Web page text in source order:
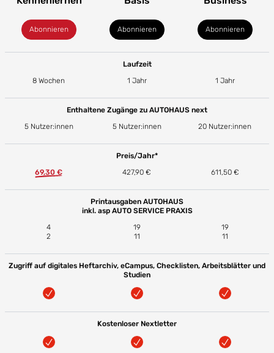
Abonnieren Abonnieren Abonnieren
Laufzeit
8 Wochen
1 Jahr 1 Jahr
Enthaltene Zugänge zu AUTOHAUS next
5 Nutzer:innen
5 Nutzer:innen 20 Nutzer:innen
Preis/Jahr*
69,30 €
427,90 € 611,50 €
Printausgaben AUTOHAUS
inkl. asp AUTO SERVICE PRAXIS
4
2
19
11
19
11
Zugriff auf digitales Heftarchiv, eCampus, Checklisten, Arbeitsblätter und
Studien
Kostenloser Nextletter